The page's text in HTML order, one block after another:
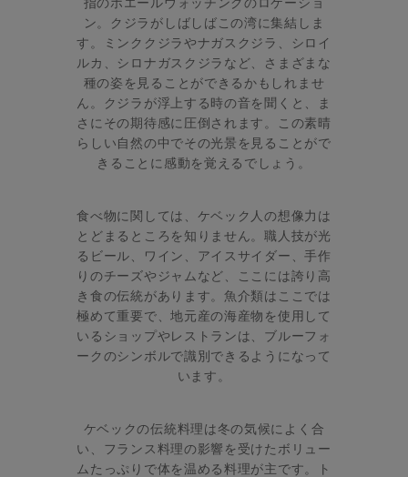
指のホエールウォッチングのロケーショ
ン。クジラがしばしばこの湾に集結しま
す。ミンククジラやナガスクジラ、シロイ
ルカ、シロナガスクジラなど、さまざまな
種の姿を見ることができるかもしれませ
ん。クジラが浮上する時の音を聞くと、ま
さにその期待感に圧倒されます。この素晴
らしい自然の中でその光景を見ることがで
きることに感動を覚えるでしょう。
食べ物に関しては、ケベック人の想像力は
とどまるところを知りません。職人技が光
るビール、ワイン、アイスサイダー、手作
りのチーズやジャムなど、ここには誇り高
き食の伝統があります。魚介類はここでは
極めて重要で、地元産の海産物を使用して
いるショップやレストランは、ブルーフォ
ークのシンボルで識別できるようになって
います。
ケベックの伝統料理は冬の気候によく合
い、フランス料理の影響を受けたボリュー
ムたっぷりで体を温める料理が主です。ト